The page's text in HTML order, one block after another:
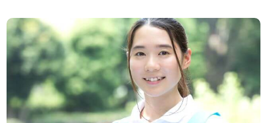
当:10,000円 ※住宅手当は、扶養有りの場合15,000円 ※介護職員処遇改善手
当11,000円 ※キャリアサポート手当8,000円 ※特定処遇改善加算10,000円
【その他の手当】 ■家族手当(扶養の場合) 0歳～2歳（3歳に達した年度末）
の子 3,000円 3歳～18歳（18歳に達した年度末）の子 10,000円 ■夜勤手
当(施設・有料)10,000円/1回⇒夜勤手当は4回の見込 ※試用期間2ヶ月あり、
労働条件変更なし ※経験加算あり